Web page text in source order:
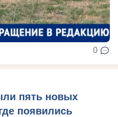
0
пять новых
появились